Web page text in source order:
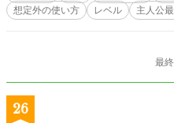
想定外の使い方
レベル 主人公
最
26